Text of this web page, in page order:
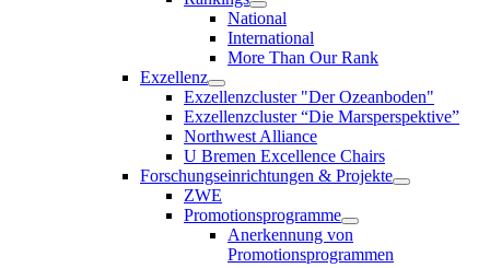
National
International
More Than Our Rank
Exzellenz
Exzellenzcluster "Der Ozeanboden"
Exzellenzcluster “Die Marsperspektive”
Northwest Alliance
U Bremen Excellence Chairs
Forschungseinrichtungen & Projekte
ZWE
Promotionsprogramme
Anerkennung von
Promotionsprogrammen